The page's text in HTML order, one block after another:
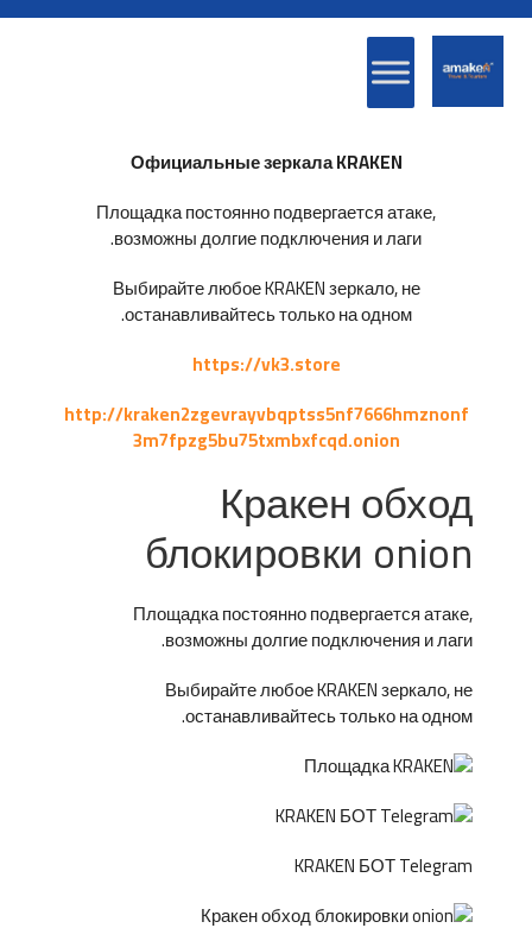
Официальные зеркала KRAKEN
Площадка постоянно подвергается атаке,
возможны долгие подключения и лаги.
Выбирайте любое KRAKEN зеркало, не
останавливайтесь только на одном.
https://vk3.store
http://kraken2zgevrayvbqptss5nf7666hmznonf
3m7fpzg5bu75txmbxfcqd.onion
Кракен обход
блокировки onion
Площадка постоянно подвергается атаке,
возможны долгие подключения и лаги.
Выбирайте любое KRAKEN зеркало, не
останавливайтесь только на одном.
KRAKEN БОТ Telegram